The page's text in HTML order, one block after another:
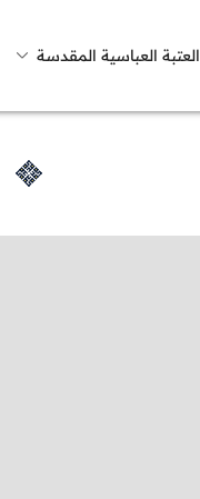
العتبة العباسية المقدسة